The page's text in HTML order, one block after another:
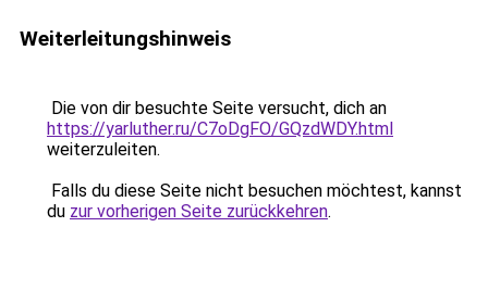
Weiterleitungshinweis
Die von dir besuchte Seite versucht, dich an
https://yarluther.ru/C7oDgFO/GQzdWDY.html
weiterzuleiten.
Falls du diese Seite nicht besuchen möchtest, kannst
du zur vorherigen Seite zurückkehren.